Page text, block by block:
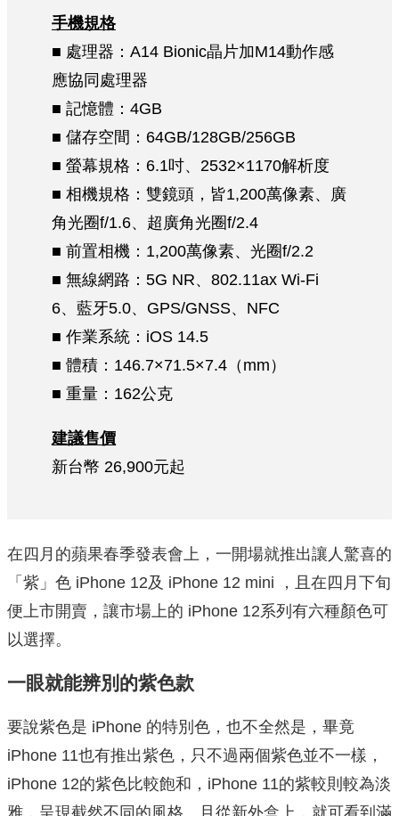
手機規格
■ 處理器：A14 Bionic晶片加M14動作感
應協同處理器
■ 記憶體：4GB
■ 儲存空間：64GB/128GB/256GB
■ 螢幕規格：6.1吋、2532×1170解析度
■ 相機規格：雙鏡頭，皆1,200萬像素、廣
角光圈f/1.6、超廣角光圈f/2.4
■ 前置相機：1,200萬像素、光圈f/2.2
■ 無線網路：5G NR、802.11ax Wi-Fi
6、藍牙5.0、GPS/GNSS、NFC
■ 作業系統：iOS 14.5
■ 體積：146.7×71.5×7.4（mm）
■ 重量：162公克
建議售價
新台幣 26,900元起
在四月的蘋果春季發表會上，一開場就推出讓人驚喜的
「紫」色 iPhone 12及 iPhone 12 mini ，且在四月下旬
便上市開賣，讓市場上的 iPhone 12系列有六種顏色可
以選擇。
一眼就能辨別的紫色款
要說紫色是 iPhone 的特別色，也不全然是，畢竟
iPhone 11也有推出紫色，只不過兩個紫色並不一樣，
iPhone 12的紫色比較飽和，iPhone 11的紫較則較為淡
雅，呈現截然不同的風格。且從新外盒上，就可看到滿